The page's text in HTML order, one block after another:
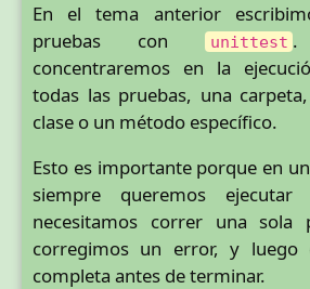
En el tema anterior
pruebas con unittest .
concentraremos en la
todas las pruebas, una
clase o un método específico.
Esto es importante porque en
siempre queremos
necesitamos correr una sola
corregimos un error, y luego
completa antes de terminar.